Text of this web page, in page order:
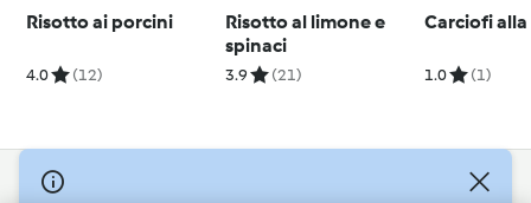
Risotto ai porcini
4.0 (12)
Risotto al limone e
spinaci
3.9 (21)
Carciofi
1.0 (1)
© Copyright 2026